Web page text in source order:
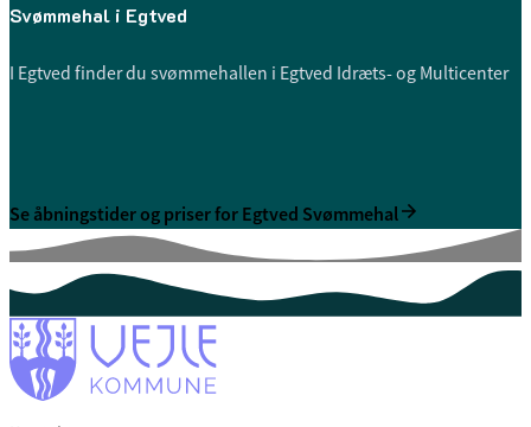
Svømmehal i Egtved
I Egtved finder du svømmehallen i Egtved Idræts- og Multicenter
Se åbningstider og priser for Egtved Svømmehal